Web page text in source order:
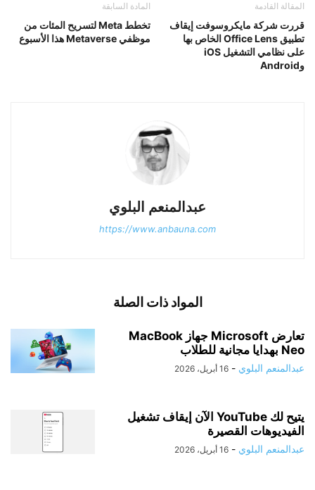
المادة السابقة
تخطط Meta لتسريح المئات من
موظفي Metaverse هذا الأسبوع
المقالة القادمة
قررت شركة مايكروسوفت إيقاف
تطبيق Office Lens الخاص بها
على نظامي التشغيل iOS
وAndroid
عبدالمنعم البلوي
https://www.anbauna.com
المواد ذات الصلة
تعارض Microsoft جهاز MacBook
Neo بهدايا مجانية للطلاب
عبدالمنعم البلوي - 16 أبريل، 2026
يتيح لك YouTube الآن إيقاف تشغيل
الفيديوهات القصيرة
عبدالمنعم البلوي - 16 أبريل، 2026